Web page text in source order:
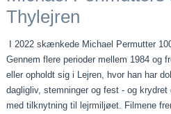
Thylejren
I 2022 skænkede Michael Permutter
Gennem flere perioder mellem 1984 og
eller opholdt sig i Lejren, hvor han har
dagligliv, stemninger og fest - og
med tilknytning til lejrmiljøet. Filmene